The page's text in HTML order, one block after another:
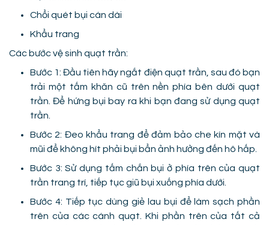
Chổi quét bụi cán dài
Khẩu trang
Các bước vệ sinh quạt trần:
Bước 1: Đầu tiên hãy ngắt điện quạt trần, sau đó bạn
trải một tấm khăn cũ trên nền phía bên dưới quạt
trần. Để hứng bụi bay ra khi bạn đang sử dụng quạt
trần.
Bước 2: Đeo khẩu trang để đảm bảo che kín mặt và
mũi để không hít phải bụi bẩn ảnh hưởng đến hô hấp.
Bước 3: Sử dụng tấm chắn bụi ở phía trên của quạt
trần trang trí, tiếp tục giũ bụi xuống phía dưới.
Bước 4: Tiếp tục dùng giẻ lau bụi để làm sạch phần
trên của các cánh quạt. Khi phần trên của tất cả